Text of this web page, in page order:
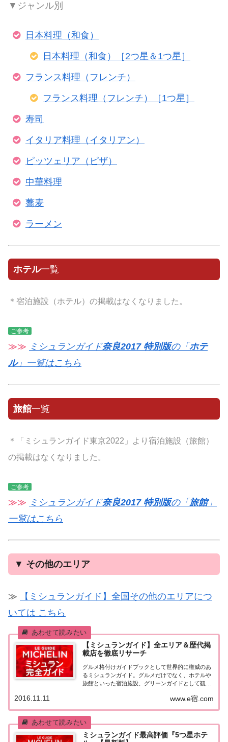
▼ジャンル別
日本料理（和食）
日本料理（和食）［2つ星＆1つ星］
フランス料理（フレンチ）
フランス料理（フレンチ）［1つ星］
寿司
イタリア料理（イタリアン）
ピッツェリア（ピザ）
中華料理
蕎麦
ラーメン
ホテル一覧
＊宿泊施設（ホテル）の掲載はなくなりました。
ご参考
≫≫ ミシュランガイド奈良2017 特別版の「ホテ
ル」一覧はこちら
旅館一覧
＊「ミシュランガイド東京2022」より宿泊施設（旅館）
の掲載はなくなりました。
ご参考
≫≫ ミシュランガイド奈良2017 特別版の「 旅館」
一覧はこちら
▼ その他のエリア
≫
【ミシュランガイド】全国その他のエリアにつ
いては こちら
【ミシュランガイド】全エリア＆歴代掲
載店を徹底リサーチ
グルメ格付けガイドブックとして世界的に権威のあ
るミシュランガイド。グルメだけでなく、ホテルや
旅館といった宿泊施設、グリーンガイドとして観光
本版としては、2007年11月20日に「ミシュランガイ
www.e宿.com
2016.11.11
ミシュランガイド最高評価『5つ星ホテ